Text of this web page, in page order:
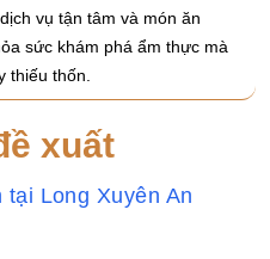
vụ tận tâm và món ăn
sức khám phá ẩm thực mà
thiếu thốn.
xuất
Long Xuyên An